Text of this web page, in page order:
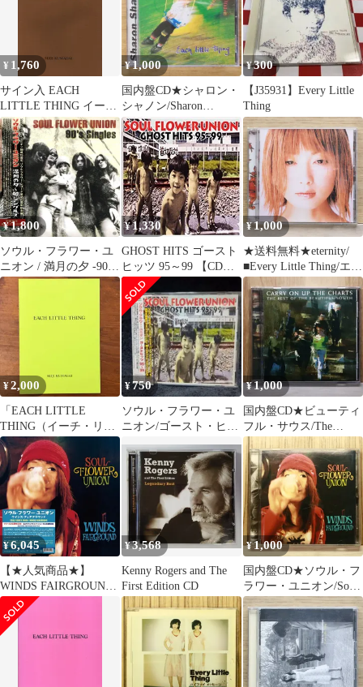
真/私写真/現代美術
KSOZLE aa18いnm1
¥ 1,760
サイン入 EACH
LITTLE THING イー
チ・リトル・シング 2
¥1,000
国内盤CD★シャロン・
シャノン/Sharon
Shannon■ イーチ・リト
ル・シング
【APCY8393/498801507
0217】V72721
¥300
【J35931】Every Little
Thing
¥1,800
ソウル・フラワー・ユ
ニオン / 満月の夕 -90's
シングルズ （CD）
¥1,330
GHOST HITS ゴースト
ヒッツ 95～99 【CD、
音楽 中古 CD】レンタ
ル落ち
¥1,000
★送料無料★eternity/
■Every Little Thing/エヴ
リ・リトル・シング
【4988064117574/AVCD
11757】F04933
¥2,000
「EACH LITTLE
THING（イーチ・リト
ル・シング） #05」 熊
谷聖司 2013年12月7日
初版発行 ☆写真集/現代
写真/アートブック/限定
本/作品集/インディーズ
出版/日本写真/カラー写
真/私写真/現代美術
W5RY18 aa18いnm1
¥750
ソウル・フラワー・ユ
ニオン/ゴースト・ヒッ
¥1,000
国内盤CD★ビューティ
フル・サウス/The
Beautiful South■ ベス
ト・オブ・ビューティ
フル・サウス
【POCD1160/498800515
5559】V55130
¥6,045
【★人気商品★】
WINDS FAIRGROUND /
ウィンズ･フェアグラウ
ンド (2LP) [Analog]
¥3,568
Kenny Rogers and The
First Edition CD
¥1,000
国内盤CD★ソウル・フ
ラワー・ユニオン/Soul
Flower Union■ WINDS
FAIRGROUND
【KSC2268/4988009026
800】Y74660